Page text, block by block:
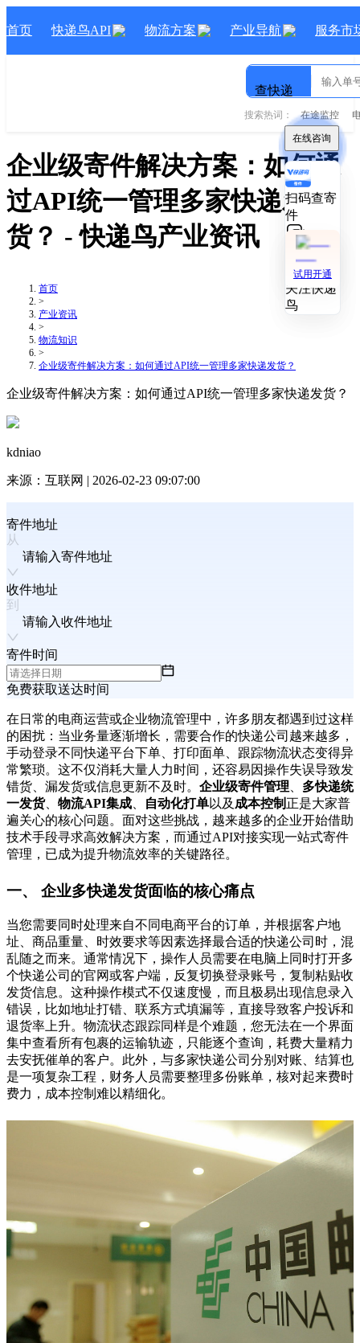
在线咨询
扫码查寄
件
技术对接
关注快递
鸟
试用开通
首页 快递鸟API 物流方案 产业导航 服务市
查快递
搜索热词： 在途监控
企业级寄件解决方案：如何通
过API统一管理多家快递发
货？ - 快递鸟产业资讯
首页
>
产业资讯
>
物流知识
>
企业级寄件解决方案：如何通过API统一管理多家快递发货？
企业级寄件解决方案：如何通过API统一管理多家快递发货？
kdniao
来源： 互联网 | 2026-02-23 09:07:00
寄件地址
请输入寄件地址
收件地址
请输入收件地址
寄件时间
免费获取送达时间
在日常的电商运营或企业物流管理中，许多朋友都遇到过这样
的困扰：当业务量逐渐增长，需要合作的快递公司越来越多，
手动登录不同快递平台下单、打印面单、跟踪物流状态变得异
常繁琐。这不仅消耗大量人力时间，还容易因操作失误导致发
错货、漏发货或信息更新不及时。 企业级寄件管理
多快递统
一发货、 物流API集成 自动化打单以及 成本控制 正是大家普
遍关心的核心问题。面对这些挑战，越来越多的企业开始借助
技术手段寻求高效解决方案，而通过API对接实现一站式寄件
管理，已成为提升物流效率的关键路径。
一、 企业多快递发货面临的核心痛点
当您需要同时处理来自不同电商平台的订单，并根据客户地
址、商品重量、时效要求等因素选择最合适的快递公司时，混
乱随之而来。通常情况下，操作人员需要在电脑上同时打开多
个快递公司的官网或客户端，反复切换登录账号，复制粘贴收
发货信息。这种操作模式不仅速度慢，而且极易出现信息录入
错误，比如地址打错、联系方式填漏等，直接导致客户投诉和
退货率上升。物流状态跟踪同样是个难题，您无法在一个界面
集中查看所有包裹的运输轨迹，只能逐个查询，耗费大量精力
去安抚催单的客户。此外，与多家快递公司分别对账、结算也
是一项复杂工程，财务人员需要整理多份账单，核对起来费时
费力，成本控制难以精细化。
在线咨询
扫码查寄
件
技术对接
关注快递
鸟
试用开通